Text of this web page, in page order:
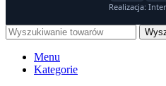
Realizacja:
Menu
Kategorie